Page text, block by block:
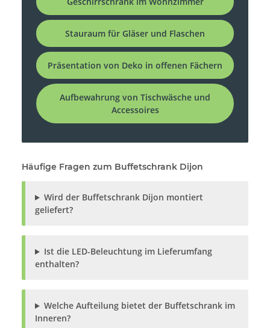
Stauraum für Gläser und Flaschen
Präsentation von Deko in offenen Fächern
Aufbewahrung von Tischwäsche und
Accessoires
Häufige Fragen zum Buffetschrank Dijon
Wird der Buffetschrank Dijon montiert
geliefert?
Ist die LED-Beleuchtung im Lieferumfang
enthalten?
Welche Aufteilung bietet der Buffetschrank im
Inneren?